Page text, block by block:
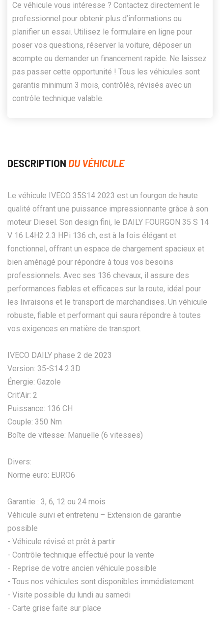
Ce véhicule vous intéresse ? Contactez directement le
professionnel pour obtenir plus d’informations ou
planifier un essai. Utilisez le formulaire en ligne pour
poser vos questions, réserver la voiture, déposer un
acompte ou demander un financement rapide. Ne laissez
pas passer cette opportunité ! Tous les véhicules sont
garantis minimum 3 mois, contrôlés, révisés avec un
contrôle technique valable.
DESCRIPTION DU VÉHICULE
Le véhicule IVECO 35S14 2023 est un fourgon de haute
qualité offrant une puissance impressionnante grâce à son
moteur Diesel. Son design fini, le DAILY FOURGON 35 S 14
V 16 L4H2 2.3 HPi 136 ch, est à la fois élégant et
fonctionnel, offrant un espace de chargement spacieux et
bien aménagé pour répondre à tous vos besoins
professionnels. Avec ses 136 chevaux, il assure des
performances fiables et efficaces sur la route, idéal pour
les livraisons et le transport de marchandises. Un véhicule
robuste, fiable et performant qui saura répondre à toutes
vos exigences en matière de transport.
IVECO DAILY phase 2 de 2023
Version: 35-S14 2.3D
Énergie: Gazole
Crit'Air: 2
Puissance: 136 CH
Couple: 350 Nm
Boîte de vitesse: Manuelle (6 vitesses)
Divers:
Norme euro: EURO6
Garantie : 3, 6, 12 ou 24 mois
Véhicule suivi et entretenu – Extension de garantie
possible
- Véhicule révisé et prêt à partir
- Contrôle technique effectué pour la vente
- Reprise de votre ancien véhicule possible
- Tous nos véhicules sont disponibles immédiatement
- Visite possible du lundi au samedi
- Carte grise faite sur place